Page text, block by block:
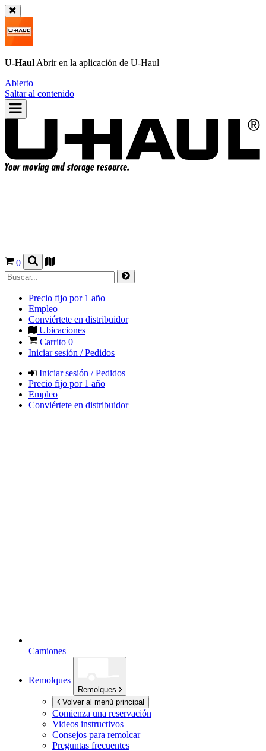
U-Haul Abrir en la aplicación de U-Haul
Abierto
Saltar al contenido
0
Precio fijo por 1 año
Empleo
Conviértete en distribuidor
Ubicaciones
Carrito 0
Iniciar sesión / Pedidos
Iniciar sesión / Pedidos
Precio fijo por 1 año
Empleo
Conviértete en distribuidor
Camiones
Remolques
Remolques
Volver al menú principal
Comienza una reservación
Videos instructivos
Consejos para remolcar
Preguntas frecuentes